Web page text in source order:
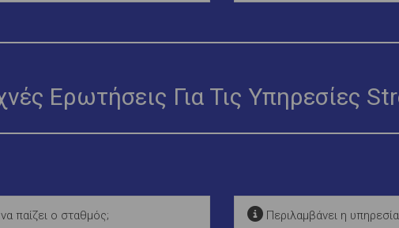
Ερωτήσεις Για Τις Υπηρεσίες
παίζει ο σταθμός; Περιλαμβάνει η